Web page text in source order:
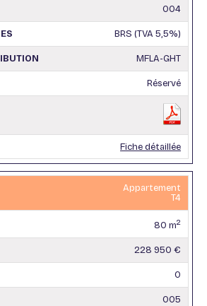
004
BRS (TVA 5,5%)
MFLA-GHT
Réservé
Fiche détaillée
Appartement
T4
80 m2
228 950 €
0
005